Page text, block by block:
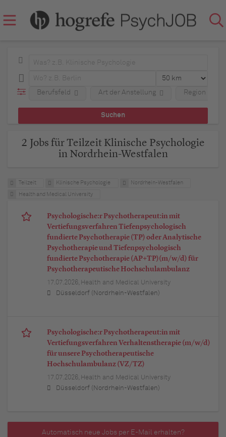
Berufsfeld Art der Anstellung Region
2 Jobs für Teilzeit Klinische Psychologie
in Nordrhein-Westfalen
Teilzeit Klinische Psychologie Nordrhein-Westfalen
Health and Medical University
Psychologische:r Psychotherapeut:in mit
Vertiefungsverfahren Tiefenpsychologisch
fundierte Psychotherapie (TP) oder Analytische
Psychotherapie und Tiefenpsychologisch
fundierte Psychotherapie (AP+TP)(m/w/d) für
Psychotherapeutische Hochschulambulanz
17.07.2026, Health and Medical University
Düsseldorf (Nordrhein-Westfalen)
Psychologische:r Psychotherapeut:in mit
Vertiefungsverfahren Verhaltenstherapie (m/w/d)
für unsere Psychotherapeutische
Hochschulambulanz (VZ/TZ)
17.07.2026, Health and Medical University
Düsseldorf (Nordrhein-Westfalen)
Automatisch neue Jobs per E-Mail erhalten?